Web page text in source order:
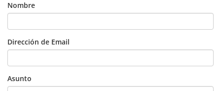
Nombre
Dirección de Email
Asunto